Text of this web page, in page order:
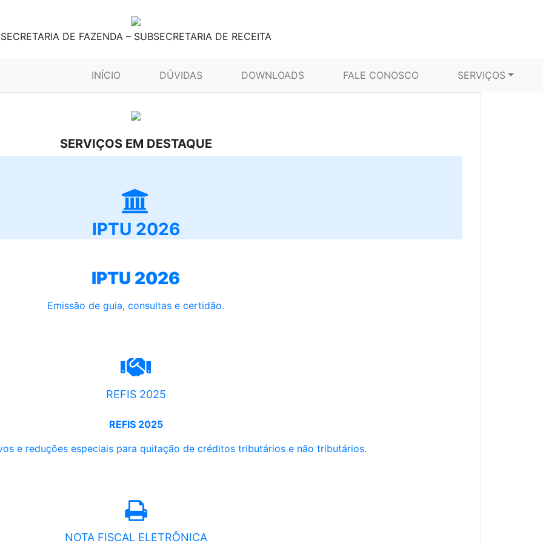
SECRETARIA DE FAZENDA – SUBSECRETARIA DE RECEITA
INÍCIO (CURRENT)DÚVIDAS DOWNLOADS FALE CONOSCO SERVIÇOS
SERVIÇOS EM DESTAQUE
IPTU 2026
IPTU 2026
Emissão de guia, consultas e certidão.
REFIS 2025
REFIS 2025
e reduções especiais para quitação de créditos tributários e não tributários.
NOTA FISCAL ELETRÔNICA